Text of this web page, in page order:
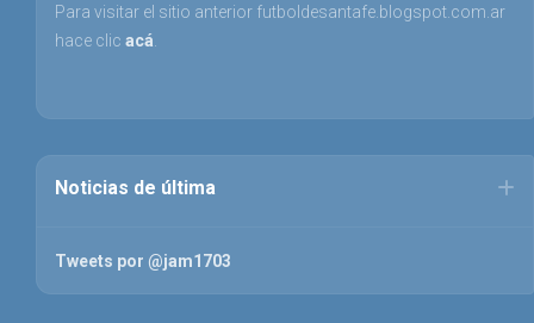
Para visitar el sitio anterior futboldesantafe.blogspot.com.ar
hace clic acá
Noticias de última
Tweets por @jam1703